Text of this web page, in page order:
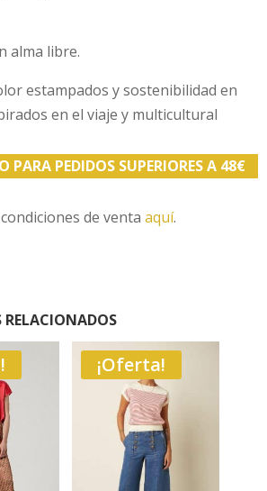
alma libre.
estampados y sostenibilidad en
en el viaje y multicultural
PARA PEDIDOS SUPERIORES A 48€
de venta aquí.
RELACIONADOS
¡Oferta!